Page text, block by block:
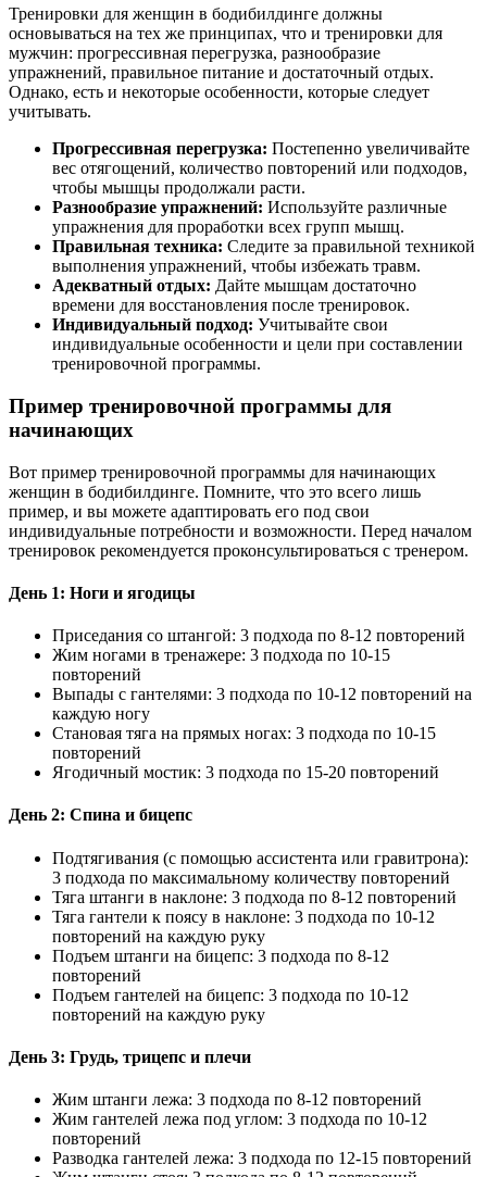
Тренировки для женщин в бодибилдинге должны
основываться на тех же принципах, что и тренировки для
мужчин: прогрессивная перегрузка, разнообразие
упражнений, правильное питание и достаточный отдых.
Однако, есть и некоторые особенности, которые следует
учитывать.
Прогрессивная перегрузка: Постепенно увеличивайте
вес отягощений, количество повторений или подходов,
чтобы мышцы продолжали расти.
Разнообразие упражнений: Используйте различные
упражнения для проработки всех групп мышц.
Правильная техника: Следите за правильной техникой
выполнения упражнений, чтобы избежать травм.
Адекватный отдых: Дайте мышцам достаточно
времени для восстановления после тренировок.
Индивидуальный подход: Учитывайте свои
индивидуальные особенности и цели при составлении
тренировочной программы.
Пример тренировочной программы для
начинающих
Вот пример тренировочной программы для начинающих
женщин в бодибилдинге. Помните, что это всего лишь
пример, и вы можете адаптировать его под свои
индивидуальные потребности и возможности. Перед началом
тренировок рекомендуется проконсультироваться с тренером.
День 1: Ноги и ягодицы
Приседания со штангой: 3 подхода по 8-12 повторений
Жим ногами в тренажере: 3 подхода по 10-15
повторений
Выпады с гантелями: 3 подхода по 10-12 повторений на
каждую ногу
Становая тяга на прямых ногах: 3 подхода по 10-15
повторений
Ягодичный мостик: 3 подхода по 15-20 повторений
День 2: Спина и бицепс
Подтягивания (с помощью ассистента или гравитрона):
3 подхода по максимальному количеству повторений
Тяга штанги в наклоне: 3 подхода по 8-12 повторений
Тяга гантели к поясу в наклоне: 3 подхода по 10-12
повторений на каждую руку
Подъем штанги на бицепс: 3 подхода по 8-12
повторений
Подъем гантелей на бицепс: 3 подхода по 10-12
повторений на каждую руку
День 3: Грудь, трицепс и плечи
Жим штанги лежа: 3 подхода по 8-12 повторений
Жим гантелей лежа под углом: 3 подхода по 10-12
повторений
Разводка гантелей лежа: 3 подхода по 12-15 повторений